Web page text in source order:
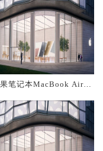
笔记本MacBook Air换